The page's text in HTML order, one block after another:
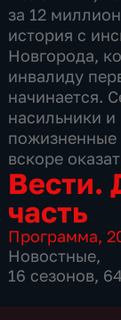
за 12
история с
Новгорода,
инвалиду
начинается.
насильники
пожизненные
вскоре
Вести.
часть
Программа,
Новостные,
16 сезонов,